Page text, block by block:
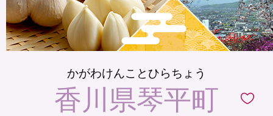
かがわけんことひらちょう
香川県琴平町